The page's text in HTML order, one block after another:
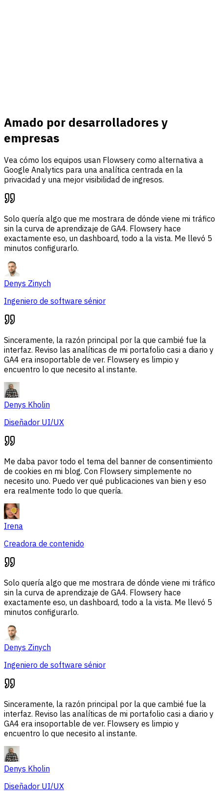
Amado por desarrolladores y
empresas
Vea cómo los equipos usan Flowsery como alternativa a
Google Analytics para una analítica centrada en la
privacidad y una mejor visibilidad de ingresos.
Solo quería algo que me mostrara de dónde viene mi tráfico
sin la curva de aprendizaje de GA4. Flowsery hace
exactamente eso, un dashboard, todo a la vista. Me llevó 5
minutos configurarlo.
Denys Zinych
Ingeniero de software sénior
Sinceramente, la razón principal por la que cambié fue la
interfaz. Reviso las analíticas de mi portafolio casi a diario y
GA4 era insoportable de ver. Flowsery es limpio y
encuentro lo que necesito al instante.
Denys Kholin
Diseñador UI/UX
Me daba pavor todo el tema del banner de consentimiento
de cookies en mi blog. Con Flowsery simplemente no
necesito uno. Puedo ver qué publicaciones van bien y eso
era realmente todo lo que quería.
Irena
Creadora de contenido
Solo quería algo que me mostrara de dónde viene mi tráfico
sin la curva de aprendizaje de GA4. Flowsery hace
exactamente eso, un dashboard, todo a la vista. Me llevó 5
minutos configurarlo.
Denys Zinych
Ingeniero de software sénior
Sinceramente, la razón principal por la que cambié fue la
interfaz. Reviso las analíticas de mi portafolio casi a diario y
GA4 era insoportable de ver. Flowsery es limpio y
encuentro lo que necesito al instante.
Denys Kholin
Diseñador UI/UX